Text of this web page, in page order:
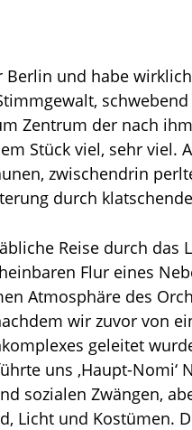
und habe
Zentrum der nach
Stück viel, sehr viel.
zwischendrin
durch
Reise durch
Flur eines
Atmosphäre des
wir zuvor von
geleitet
uns ‚Haupt-Nomi‘
sozialen Zwängen,
Licht und Kostümen.